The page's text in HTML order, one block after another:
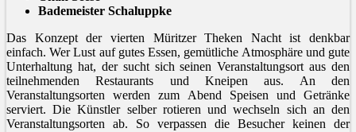
Bademeister Schaluppke
Das Konzept der vierten Müritzer Theken Nacht ist denkbar
einfach. Wer Lust auf gutes Essen, gemütliche Atmosphäre und gute
Unterhaltung hat, der sucht sich seinen Veranstaltungsort aus den
teilnehmenden Restaurants und Kneipen aus. An den
Veranstaltungsorten werden zum Abend Speisen und Getränke
serviert. Die Künstler selber rotieren und wechseln sich an den
Veranstaltungsorten ab. So verpassen die Besucher keinen der